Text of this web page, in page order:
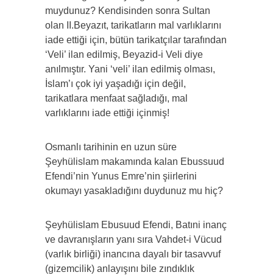
muydunuz? Kendisinden sonra Sultan
olan II.Beyazıt, tarikatların mal varlıklarını
iade ettiği için, bütün tarikatçılar tarafından
‘Veli’ ilan edilmiş, Beyazid-i Veli diye
anılmıştır. Yani ‘veli’ ilan edilmiş olması,
İslam’ı çok iyi yaşadığı için değil,
tarikatlara menfaat sağladığı, mal
varlıklarını iade ettiği içinmiş!
Osmanlı tarihinin en uzun süre
Şeyhülislam makamında kalan Ebussuud
Efendi’nin Yunus Emre’nin şiirlerini
okumayı yasakladığını duydunuz mu hiç?
Şeyhülislam Ebusuud Efendi, Batıni inanç
ve davranışların yanı sıra Vahdet-i Vücud
(varlık birliği) inancına dayalı bir tasavvuf
(gizemcilik) anlayışını bile zındıklık